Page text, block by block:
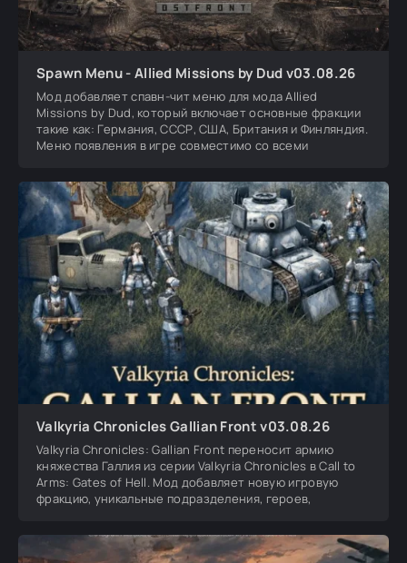
Spawn Menu - Allied Missions by Dud v03.08.26
Мод добавляет спавн-чит меню для мода Allied
Missions by Dud, который включает основные фракции
такие как: Германия, СССР, США, Британия и Финляндия.
Меню появления в игре совместимо со всеми
Valkyria Chronicles Gallian Front v03.08.26
Valkyria Chronicles: Gallian Front переносит армию
княжества Галлия из серии Valkyria Chronicles в Call to
Arms: Gates of Hell. Мод добавляет новую игровую
фракцию, уникальные подразделения, героев,